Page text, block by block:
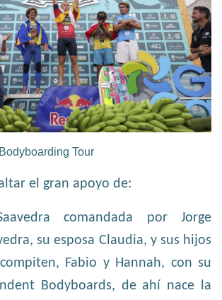
Tour
el gran apoyo de:
comandada por Jorge
su esposa Claudia, y sus hijos
Fabio y Hannah, con su
Bodyboards, de ahí nace la